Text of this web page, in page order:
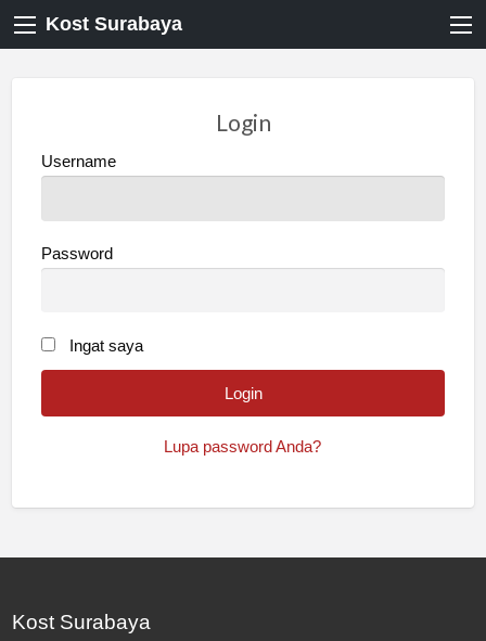
Kost Surabaya
Login
Username
Password
Ingat saya
Lupa password Anda?
Kost Surabaya